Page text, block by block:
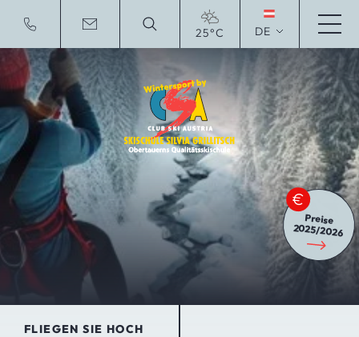
25°C DE
To English Website
Preise
2025/2026
FLIEGEN SIE HOCH